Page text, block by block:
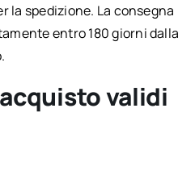
la spedizione. La consegna
entro 180 giorni dalla
validi